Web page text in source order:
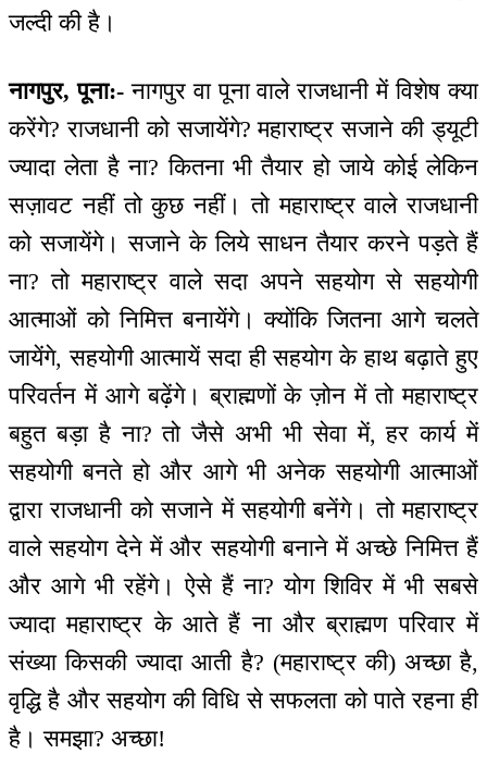
जल्दी की है।
नागपुर, पूना:-नागपुर वा पूना वाले राजधानी में विशेष क्या
करेंगे? राजधानी को सजायेंगे? महाराष्ट्र सजाने की ड्यूटी
ज्यादा लेता है ना? कितना भी तैयार हो जाये कोई लेकिन
सज़ावट नहीं तो कुछ नहीं। तो महाराष्ट्र वाले राजधानी
को सजायेंगे। सजाने के लिये साधन तैयार करने पड़ते हैं
ना? तो महाराष्ट्र वाले सदा अपने सहयोग से सहयोगी
आत्माओं को निमित्त बनायेंगे। क्योंकि जितना आगे चलते
जायेंगे, सहयोगी आत्मायें सदा ही सहयोग के हाथ बढ़ाते हुए
परिवर्तन में आगे बढ़ेंगे। ब्राह्मणों के ज़ोन में तो महाराष्ट्र
बहुत बड़ा है ना? तो जैसे अभी भी सेवा में, हर कार्य में
सहयोगी बनते हो और आगे भी अनेक सहयोगी आत्माओं
द्वारा राजधानी को सजाने में सहयोगी बनेंगे। तो महाराष्ट्र
वाले सहयोग देने में और सहयोगी बनाने में अच्छे निमित्त हैं
और आगे भी रहेंगे। ऐसे हैं ना? योग शिविर में भी सबसे
ज्यादा महाराष्ट्र के आते हैं ना और ब्राह्मण परिवार में
संख्या किसकी ज्यादा आती है? (महाराष्ट्र की) अच्छा है,
वृद्धि है और सहयोग की विधि से सफलता को पाते रहना ही
है। समझा? अच्छा!